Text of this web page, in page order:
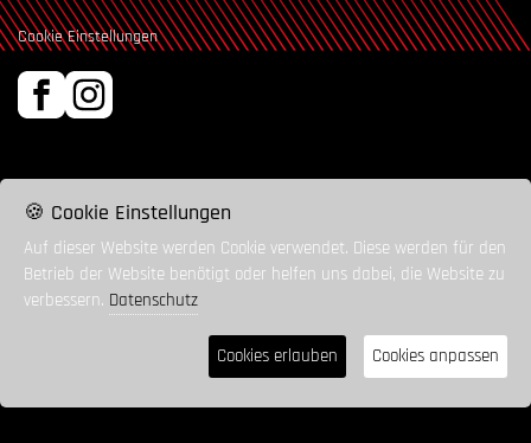
Cookie Einstellungen
🍪 Cookie Einstellungen
Auf dieser Website werden Cookie verwendet. Diese werden für den
Betrieb der Website benötigt oder helfen uns dabei, die Website zu
verbessern. Datenschutz
Cookies erlauben Cookies anpassen